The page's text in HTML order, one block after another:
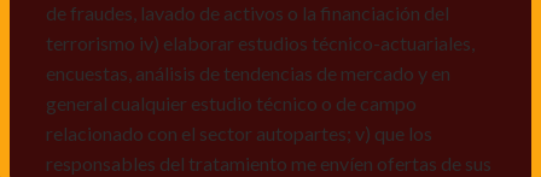
de fraudes, lavado de activos o la financiación del
terrorismo iv) elaborar estudios técnico-actuariales,
encuestas, análisis de tendencias de mercado y en
general cualquier estudio técnico o de campo
relacionado con el sector autopartes; v) que los
responsables del tratamiento me envíen ofertas de sus